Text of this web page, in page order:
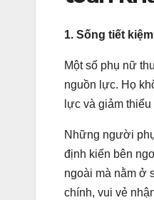
1. Sống tiết
Một số phụ nữ
nguồn lực. Họ
lực và giảm
Những người
định kiến ​​bên
ngoài mà nằm ở
chính, vui vẻ